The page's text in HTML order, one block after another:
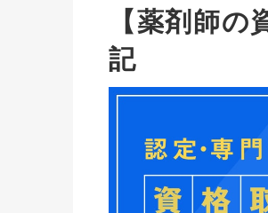
【薬剤師
記